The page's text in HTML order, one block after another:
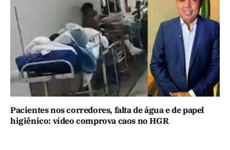
Pacientes nos corredores, falta de água e de papel
higiênico: vídeo comprova caos no HGR